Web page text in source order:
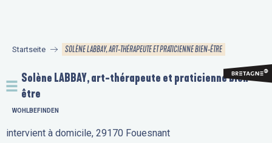
principal
Startseite SOLÈNE LABBAY, ART-THÉRAPEUTE ET PRATICIENNE BIEN-ÊTRE
Solène LABBAY, art-thérapeute et praticienne bien-
être
WOHLBEFINDEN
intervient à domicile, 29170 Fouesnant